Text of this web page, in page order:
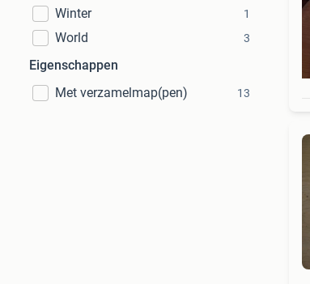
Winter 1
World 3
Eigenschappen
Met verzamelmap(pen)
13